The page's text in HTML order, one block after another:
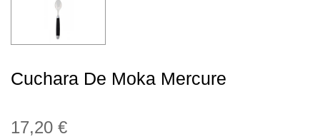
Cuchara De Moka Mercure
17,20 €